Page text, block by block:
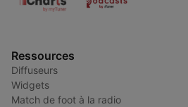
Ressources
Diffuseurs
Widgets
Match de foot à la radio